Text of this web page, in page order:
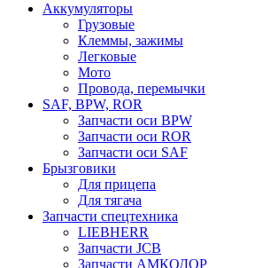
Аккумуляторы
Грузовые
Клеммы, зажимы
Легковые
Мото
Провода, перемычки
SAF, BPW, ROR
Запчасти оси BPW
Запчасти оси ROR
Запчасти оси SAF
Брызговики
Для прицепа
Для тягача
Запчасти спецтехника
LIEBHERR
Запчасти JCB
Запчасти АМКОДОР